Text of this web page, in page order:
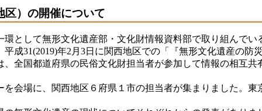
区）の開催について
として無形文化遺産部・文化財情報資料部で取り組んでい
成31(2019)年2月3日に関西地区での「『無形文化遺産の防
全国都道府県の民俗文化財担当者が参加して情報の相互共
場に、関西地区６府県１市の担当者が集まりました。東